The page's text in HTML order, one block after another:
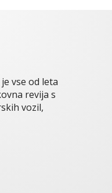
vse od leta
revija s
vozil,